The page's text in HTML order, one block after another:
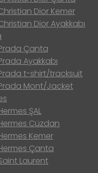
Dior Kemer
Dior Ayakkabı
Çanta
Ayakkabı
t-shirt/tracksuit
Mont/Jacket
ŞAL
Cüzdan
Kemer
Çanta
Laurent